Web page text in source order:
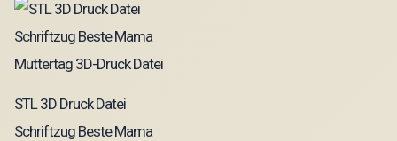
STL 3D Druck Datei
Schriftzug Beste Mama